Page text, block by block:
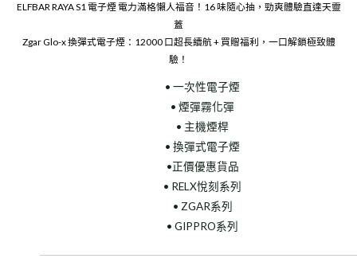
ELFBAR RAYA S1 電子煙 電力滿格懶人福音！16 味隨心抽，勁爽體驗直達天靈
蓋
Zgar Glo-x 換彈式電子煙：12000 口超長續航 + 買贈福利，一口解鎖極致體
驗！
• 一次性電子煙
• 煙彈霧化彈
• 主機煙桿
• 換彈式電子煙
•正價優惠貨品
• RELX悅刻系列
• ZGAR系列
• GIPPRO系列